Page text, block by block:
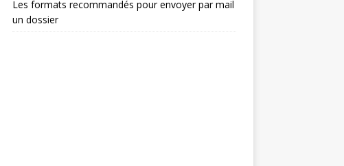
Les formats recommandés pour envoyer par mail
un dossier